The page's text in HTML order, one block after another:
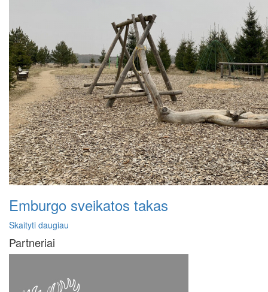
Emburgo sveikatos takas
Skaityti daugiau
Partneriai